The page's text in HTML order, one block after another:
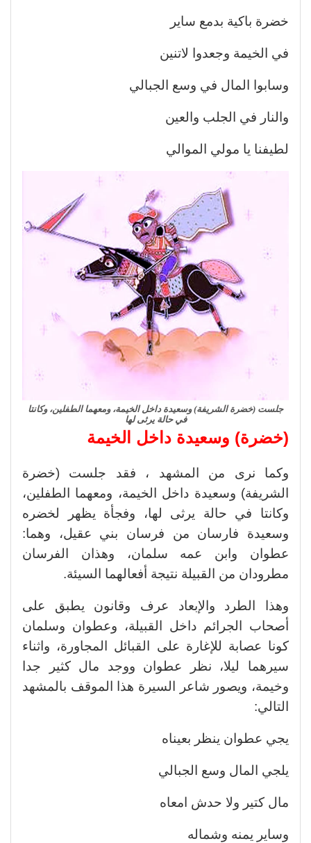
خضرة باكية بدمع ساير
في الخيمة وجعدوا لاتنين
وسابوا المال في وسع الجبالي
والنار في الجلب والعين
لطيفنا يا مولي الموالي
جلست (خضرة الشريفة) وسعيدة داخل الخيمة، ومعهما الطفلين، وكانتا
في حالة يرثى لها
(خضرة) وسعيدة داخل الخيمة
وكما نرى من المشهد ، فقد جلست (خضرة
الشريفة) وسعيدة داخل الخيمة، ومعهما الطفلين،
وكانتا في حالة يرثى لها، وفجأة يظهر لخضره
وسعيدة فارسان من فرسان بني عقيل، وهما:
عطوان وابن عمه سلمان، وهذان الفرسان
مطرودان من القبيلة نتيجة أفعالهما السيئة.
وهذا الطرد والإبعاد عرف وقانون يطبق على
أصحاب الجرائم داخل القبيلة، وعطوان وسلمان
كونا عصابة للإغارة على القبائل المجاورة، واثناء
سيرهما ليلا، نظر عطوان ووجد مال كثير جدا
وخيمة، ويصور شاعر السيرة هذا الموقف بالمشهد
التالي:
يجي عطوان ينظر بعيناه
يلجي المال وسع الجبالي
مال كتير ولا حدش امعاه
وساير يمنه وشماله